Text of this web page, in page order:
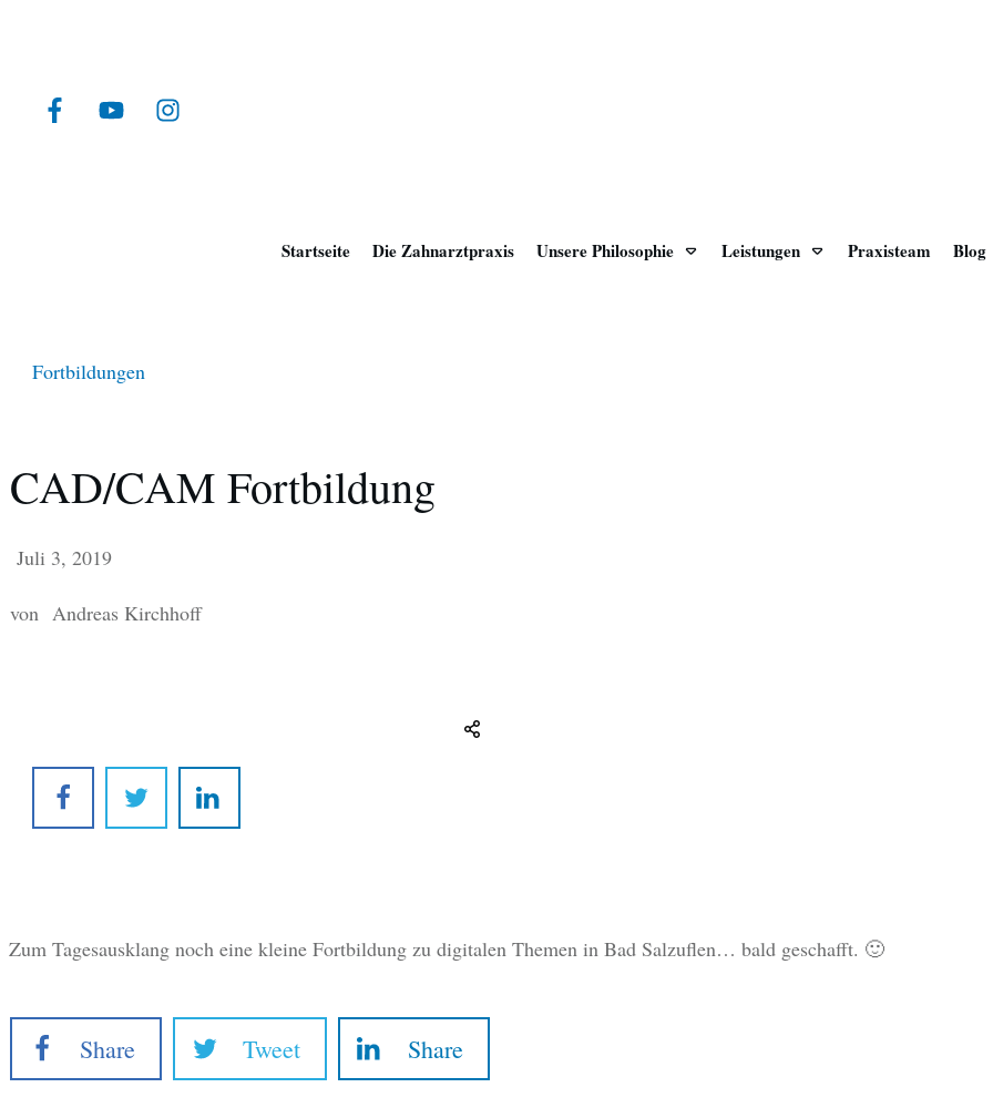
Startseite Die Zahnarztpraxis Unsere Philosophie Leistungen Praxisteam Blog
Fortbildungen
CAD/CAM Fortbildung
Juli 3, 2019
von Andreas Kirchhoff
Zum Tagesausklang noch eine kleine Fortbildung zu digitalen Themen in Bad Salzuflen… bald geschafft. 🙂
Share Tweet Share